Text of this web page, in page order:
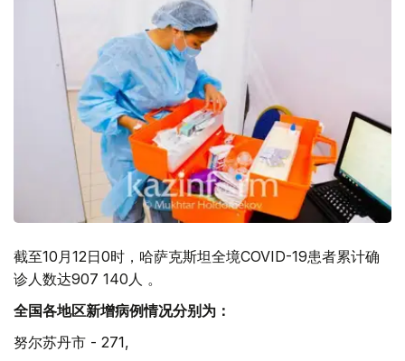
截至10月12日0时，哈萨克斯坦全境COVID-19患者累计确
诊人数达907 140人 。
全国各地区新增病例情况分别为：
努尔苏丹市 - 271,